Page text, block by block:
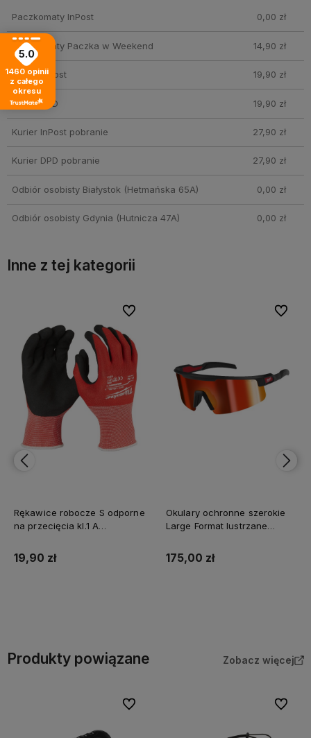
Paczkomaty InPost 0,00 zł
Paczkomaty Paczka w Weekend 14,90 zł
Kurier InPost 19,90 zł
Kurier DPD 19,90 zł
Kurier InPost pobranie 27,90 zł
Kurier DPD pobranie 27,90 zł
Odbiór osobisty Białystok (Hetmańska 65A) 0,00 zł
Odbiór osobisty Gdynia (Hutnicza 47A) 0,00 zł
Inne z tej kategorii
Rękawice robocze S odporne
na przecięcia kl.1 A
19,90 zł
Do ulubionych
Do ulubionych
Okulary ochronne szerokie
Large Format lustrzane
175,00 zł
Do
Do
Produkty powiązane Zobacz więcej
Do ulubionych Do
5.0
1460 opinii
z całego
okresu